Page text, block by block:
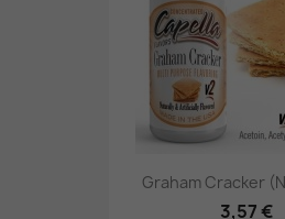
Graham Cracker
3,57 €